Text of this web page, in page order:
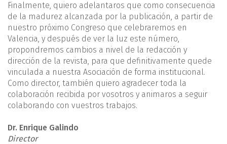
Finalmente, quiero adelantaros que como consecuencia
de la ma­durez alcanzada por la publicación, a partir de
nuestro próximo Con­greso que celebraremos en
Valencia, y después de ver la luz este nú­mero,
propondremos cambios a nivel de la redacción y
dirección de la revista, para que definitivamente quede
vinculada a nuestra Aso­ciación de forma institucional.
Como director, también quiero agrade­cer toda la
colaboración recibida por vosotros y animaros a seguir
colaborando con vuestros trabajos.
Dr. Enrique Galindo
Director